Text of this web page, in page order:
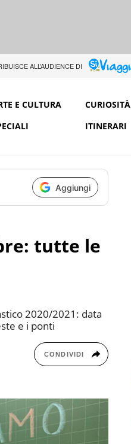
ALL’AUDIENCE DI
E CULTURA CURIOSITÀ
ITINERARI
Aggiungi
tutte le
2020/2021: data
e i ponti
CONDIVIDI